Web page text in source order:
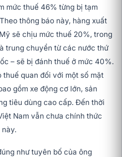
mức thuế 46% từng bị tạm
thông báo này, hàng xuất
sẽ chịu mức thuế 20%, trong
trung chuyển từ các nước thứ
– sẽ bị đánh thuế ở mức 40%.
thuế quan đối với một số mặt
gồm xe động cơ lớn, sản
tiêu dùng cao cấp. Đến thời
Nam vẫn chưa chính thức
như tuyên bố của ông